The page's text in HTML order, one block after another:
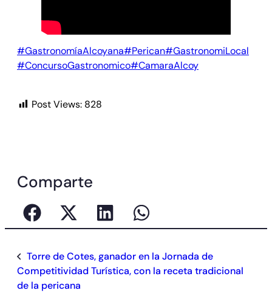
#GastronomíaAlcoyana#Perican#GastronomiLocal
#ConcursoGastronomico#CamaraAlcoy
Post Views: 828
Comparte
Torre de Cotes, ganador en la Jornada de
Competitividad Turística, con la receta tradicional
de la pericana